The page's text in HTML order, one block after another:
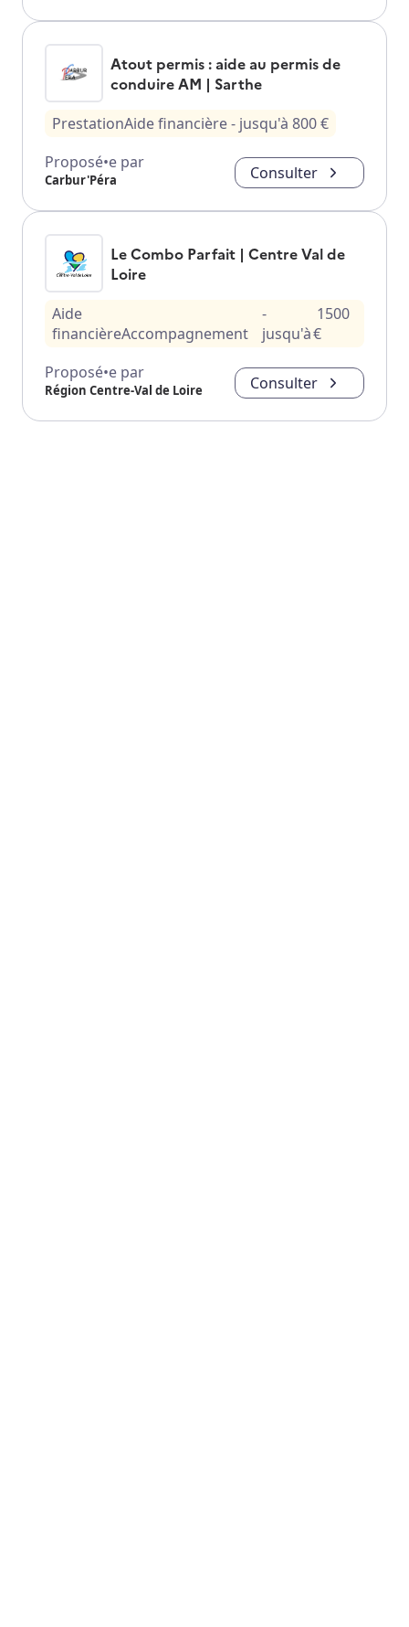
Atout permis : aide au permis de
conduire AM | Sarthe
PrestationAide financière- jusqu'à 800€
Proposé•e par
Carbur'Péra Consulter
Le Combo Parfait | Centre Val de
Loire
Aide
financièreAccompagnement
-
jusqu'à
1500
€
Proposé•e par
Région Centre-Val de Loire Consulter